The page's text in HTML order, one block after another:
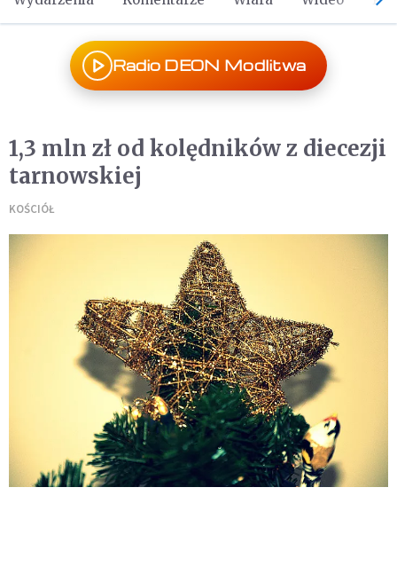
Radio DEON Modlitwa
1,3 mln zł od kolędników z diecezji
tarnowskiej
KOŚCIÓŁ